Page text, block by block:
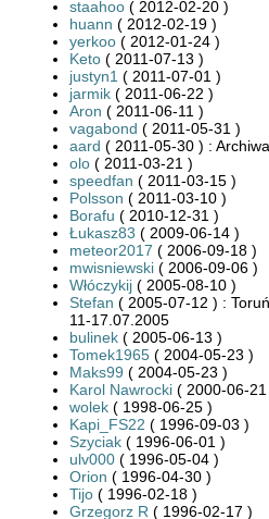
staahoo ( 2012-02-20 )
huann ( 2012-02-19 )
yerkoo ( 2012-01-24 )
Keto ( 2011-07-13 )
justyn1 ( 2011-07-01 )
jarmik ( 2011-06-22 )
Aron ( 2011-06-11 )
vagabond ( 2011-05-31 )
aard ( 2011-05-30 ) :
olo ( 2011-03-21 )
speedfan ( 2011-03-15 )
Polsson ( 2011-03-10 )
Borafu ( 2010-12-31 )
Łukasz83 ( 2009-06-14 )
meteor2017 ( 2006-09-18 )
mwisniewski ( 2006-09-06 )
Włóczykij ( 2005-08-10 )
Stefan ( 2005-07-12 ) :
11-17.07.2005
bulinek ( 2005-06-13 )
Tomek1965 ( 2004-05-23 )
Maks99 ( 2004-05-23 )
Karol Nawrocki ( 2000-06-21
wolek ( 1998-06-25 )
Kapi_FS22 ( 1996-09-03 )
Szyciak ( 1996-06-01 )
ulv000 ( 1996-05-04 )
Orion ( 1996-04-30 )
Tijo ( 1996-02-18 )
Grzegorz R ( 1996-02-17 )